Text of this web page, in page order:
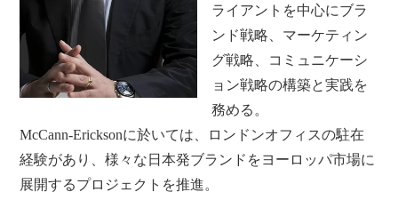
ライアントを中心にブラ
ンド戦略、マーケティン
グ戦略、コミュニケーシ
ョン戦略の構築と実践を
務める。
McCann-Ericksonに於いては、ロンドンオフィスの駐在
経験があり、様々な日本発ブランドをヨーロッパ市場に
展開するプロジェクトを推進。